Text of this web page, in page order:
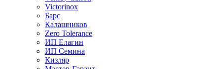
Victorinox
Барс
Калашников
Zero Tolerance
ИП Елагин
ИП Семина
Кизляр